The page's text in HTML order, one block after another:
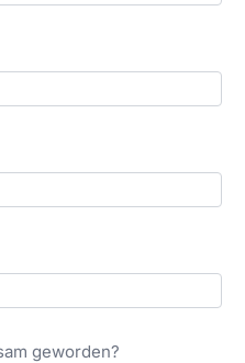
geworden?